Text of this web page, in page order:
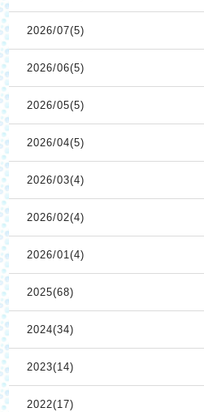
2026/07(5)
2026/06(5)
2026/05(5)
2026/04(5)
2026/03(4)
2026/02(4)
2026/01(4)
2025(68)
2024(34)
2023(14)
2022(17)